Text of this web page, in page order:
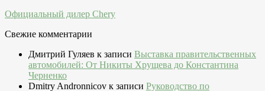
Официальный дилер Chery
Свежие комментарии
Дмитрий Гуляев к записи Выставка правительственных
автомобилей: От Никиты Хрущева до Константина
Черненко
Dmitry Andronnicov к записи Руководство по